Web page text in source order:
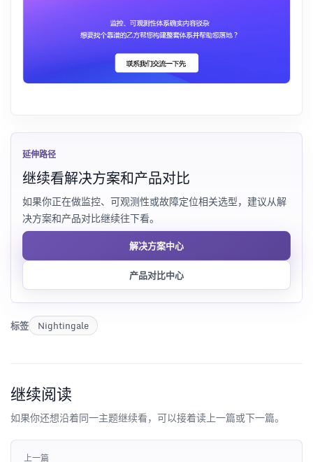
延伸路径
继续看解决方案和产品对比
如果你正在做监控、可观测性或故障定位相关选型，建议从解
决方案和产品对比继续往下看。
解决方案中心
产品对比中心
标签 Nightingale
继续阅读
如果你还想沿着同一主题继续看，可以接着读上一篇或下一篇。
上一篇